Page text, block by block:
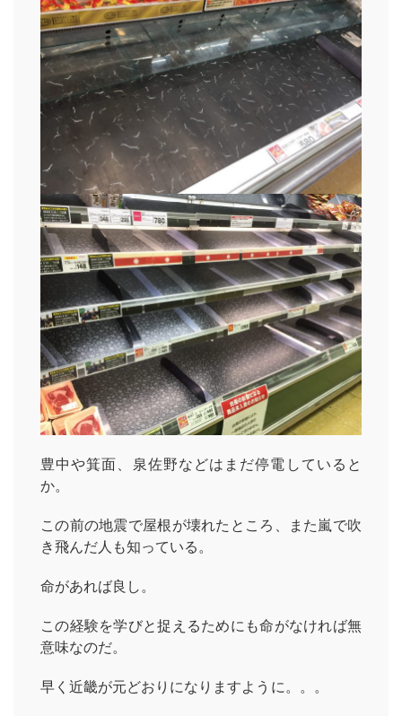
豊中や箕面、泉佐野などはまだ停電していると
か。
この前の地震で屋根が壊れたところ、また嵐で吹
き飛んだ人も知っている。
命があれば良し。
この経験を学びと捉えるためにも命がなければ無
意味なのだ。
早く近畿が元どおりになりますように。。。